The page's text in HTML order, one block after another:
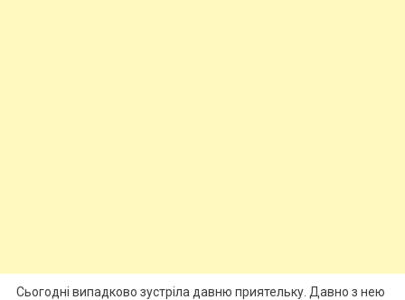
Сьогодні випадково зустріла давню приятельку. Давно з нею